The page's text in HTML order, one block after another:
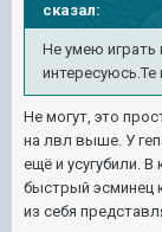
сказал:
Не умею играть
интересуюсь.Те
Не могут, это
на лвл выше. У
ещё и усугубили.
быстрый эсминец
из себя